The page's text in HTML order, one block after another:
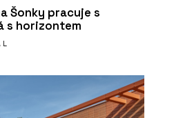
Šonky pracuje s
s horizontem